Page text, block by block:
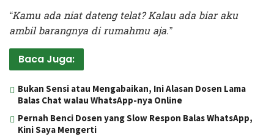
“Kamu ada niat dateng telat? Kalau ada biar aku
ambil barangnya di rumahmu aja.”
Baca Juga:
Bukan Sensi atau Mengabaikan, Ini Alasan Dosen Lama
Balas Chat walau WhatsApp-nya Online
Pernah Benci Dosen yang Slow Respon Balas WhatsApp,
Kini Saya Mengerti